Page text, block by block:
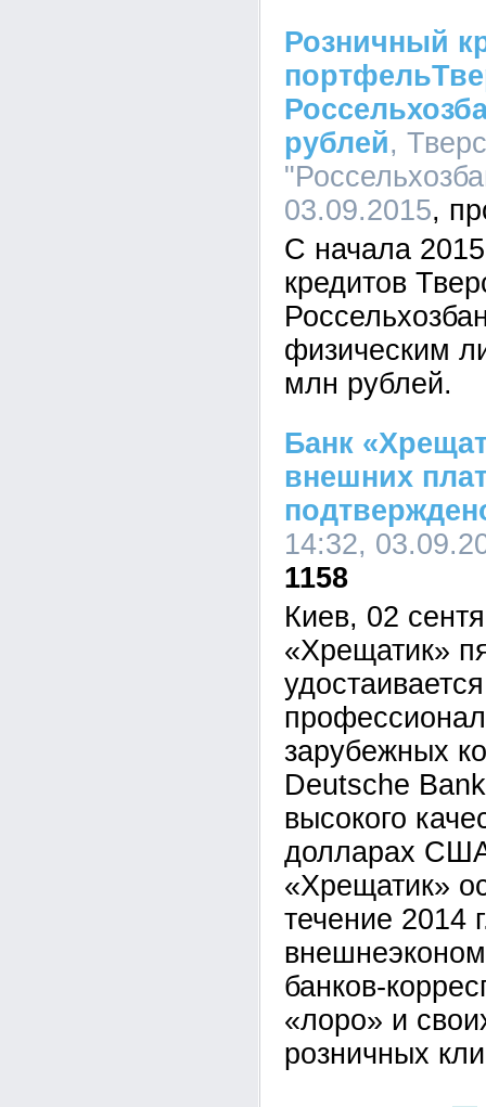
Розничный
рублей,
03.09.2015
C начала
кредитов
физическим
млн рублей.
Банк
внешних
14:32,
1158
Киев, 02
«Хрещатик»
зарубежных
Deutsche
высокого
долларах
«Хрещатик»
течение 2014
банков-
«лоро» и
розничных